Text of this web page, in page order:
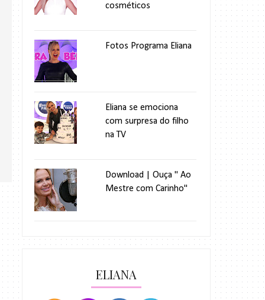
cosméticos
Fotos Programa Eliana
Eliana se emociona
com surpresa do filho
na TV
Download | Ouça " Ao
Mestre com Carinho"
ELIANA